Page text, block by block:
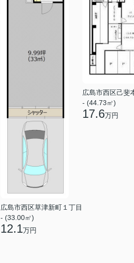
広島市西区草津新町１丁目
- (33.00㎡)
12.1万円
広島市西区己斐
- (44.73㎡)
17.6万円